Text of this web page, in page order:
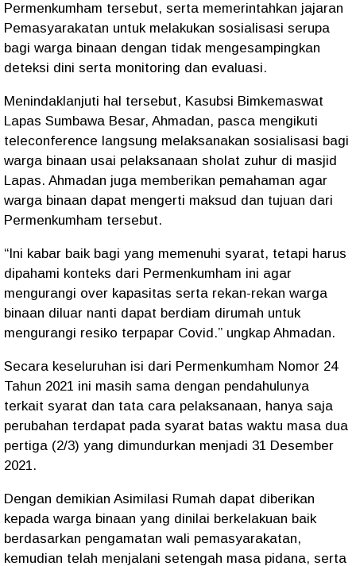
Permenkumham tersebut, serta memerintahkan jajaran
Pemasyarakatan untuk melakukan sosialisasi serupa
bagi warga binaan dengan tidak mengesampingkan
deteksi dini serta monitoring dan evaluasi.
Menindaklanjuti hal tersebut, Kasubsi Bimkemaswat
Lapas Sumbawa Besar, Ahmadan, pasca mengikuti
teleconference langsung melaksanakan sosialisasi bagi
warga binaan usai pelaksanaan sholat zuhur di masjid
Lapas. Ahmadan juga memberikan pemahaman agar
warga binaan dapat mengerti maksud dan tujuan dari
Permenkumham tersebut.
“Ini kabar baik bagi yang memenuhi syarat, tetapi harus
dipahami konteks dari Permenkumham ini agar
mengurangi over kapasitas serta rekan-rekan warga
binaan diluar nanti dapat berdiam dirumah untuk
mengurangi resiko terpapar Covid.” ungkap Ahmadan.
Secara keseluruhan isi dari Permenkumham Nomor 24
Tahun 2021 ini masih sama dengan pendahulunya
terkait syarat dan tata cara pelaksanaan, hanya saja
perubahan terdapat pada syarat batas waktu masa dua
pertiga (2/3) yang dimundurkan menjadi 31 Desember
2021.
Dengan demikian Asimilasi Rumah dapat diberikan
kepada warga binaan yang dinilai berkelakuan baik
berdasarkan pengamatan wali pemasyarakatan,
kemudian telah menjalani setengah masa pidana, serta